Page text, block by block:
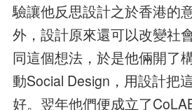
驗讓他反思設計之於香港的
外，設計原來還可以改變社
同這個想法，於是他倆開了
動Social Design，用設計把
好。翌年他們便成立了